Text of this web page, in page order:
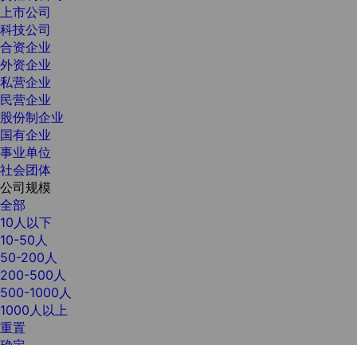
上市公司
科技公司
合资企业
外资企业
私营企业
民营企业
股份制企业
国有企业
事业单位
社会团体
公司规模
全部
10人以下
10-50人
50-200人
200-500人
500-1000人
1000人以上
重置